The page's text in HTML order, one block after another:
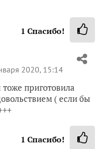
1 Спасибо!
2020, 15:14
приготовила
( если бы
1 Спасибо!